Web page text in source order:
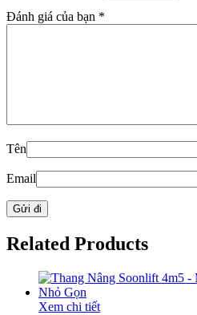
Đánh giá của bạn *
Tên
Email
Related Products
Xem chi tiết